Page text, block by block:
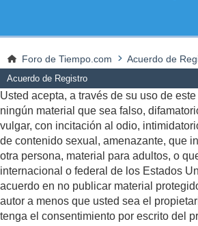
Foro de Tiempo.com Acuerdo de
Acuerdo de Registro
Usted acepta, a través de su uso de
ningún material que sea falso,
vulgar, con incitación al odio,
de contenido sexual, amenazante, que
otra persona, material para adultos, o
internacional o federal de los Estados
acuerdo en no publicar material
autor a menos que usted sea el
tenga el consentimiento por escrito del